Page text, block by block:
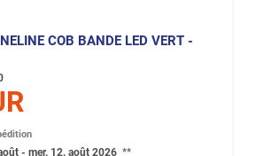
COB BANDE LED VERT -
- mer. 12. août 2026 **